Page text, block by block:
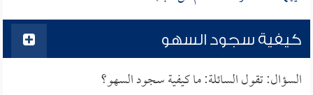
كيفية سجود السهو
السؤال: تقول السائلة: ما كيفية سجود السهو؟